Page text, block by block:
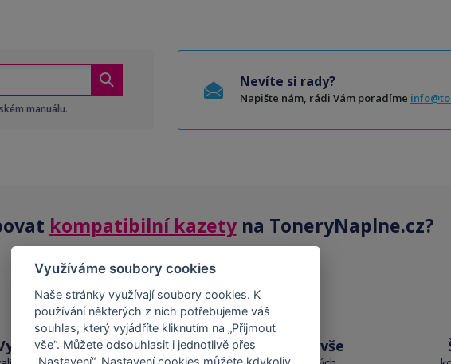
manuálu.
Nevíte si rady?
Napište nám, rádi Vám poradíme
kompatibilní kazetyna ToneryNaplne.cz?
kvalita Skladem téměř vše
Využíváme soubory cookies
Naše stránky využívají soubory cookies. K
používání některých z nich potřebujeme váš
souhlas, který vyjádříte kliknutím na „Přijmout
vše“. Můžete odsouhlasit i jednotlivě přes
„Nastavení“. Nastavení cookies můžete kdykoliv